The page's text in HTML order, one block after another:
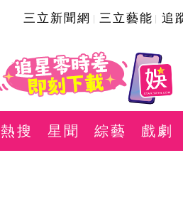
三立新聞網 三立藝能 追
熱搜 星聞 綜藝 戲劇